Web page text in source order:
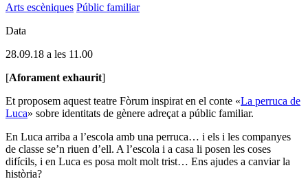
Arts escèniques Públic familiar
Data
28.09.18 a les 11.00
[Aforament exhaurit]
Et proposem aquest teatre Fòrum inspirat en el conte «La perruca de
Luca» sobre identitats de gènere adreçat a públic familiar.
En Luca arriba a l’escola amb una perruca… i els i les companyes
de classe se’n riuen d’ell. A l’escola i a casa li posen les coses
difícils, i en Luca es posa molt molt trist… Ens ajudes a canviar la
història?